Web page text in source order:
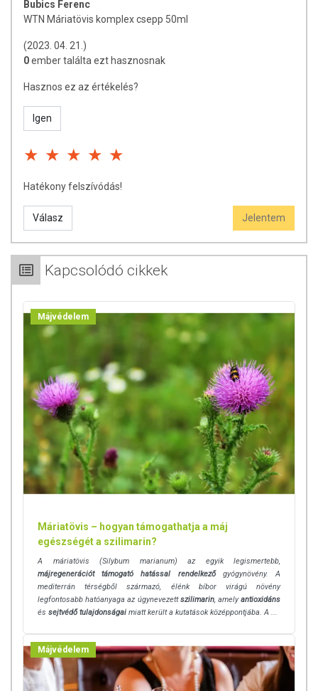
Bubics Ferenc
WTN Máriatövis komplex csepp 50ml
(2023. 04. 21.)
0ember találta ezt hasznosnak
Hasznos ez az értékelés?
Igen
Hatékony felszívódás!
Válasz Jelentem
Kapcsolódó cikkek
Májvédelem
Máriatövis – hogyan támogathatja a máj
egészségét a szilimarin?
A máriatövis (Silybum marianum) az egyik legismertebb,
májregenerációt támogató hatással rendelkező gyógynövény. A
mediterrán térségből származó, élénk bíbor virágú növény
legfontosabb hatóanyaga az úgynevezettszilimarin, amelyantioxidáns
és sejtvédő tulajdonságai miatt került a kutatások középpontjába. A ...
Májvédelem